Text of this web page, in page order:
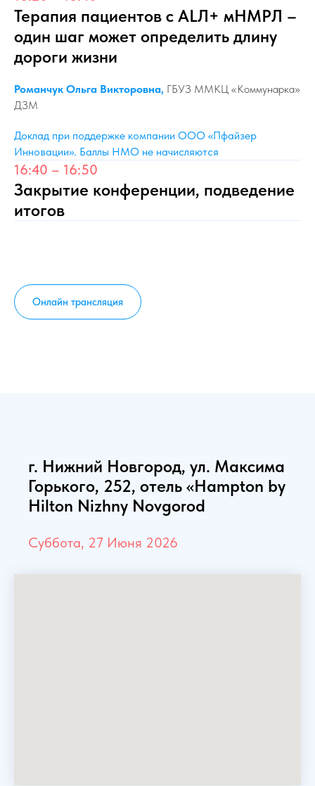
Терапия пациентов с ALЛ+ мНМРЛ –
один шаг может определить длину
дороги жизни
Романчук Ольга Викторовна, ГБУЗ ММКЦ «Коммунарка»
ДЗМ
Доклад при поддержке компании ООО «Пфайзер
Инновации». Баллы НМО не начисляются
16:40 – 16:50
Закрытие конференции, подведение
итогов
Онлайн трансляция
г. Нижний Новгород, ул. Максима
Горького, 252, отель «Hampton by
Hilton Nizhny Novgorod
Суббота, 27 Июня 2026